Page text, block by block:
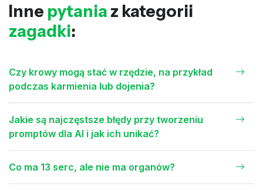
Inne pytania z kategorii
zagadki:
Czy krowy mogą stać w rzędzie, na przykład
podczas karmienia lub dojenia?
Jakie są najczęstsze błędy przy tworzeniu
promptów dla AI i jak ich unikać?
Co ma 13 serc, ale nie ma organów?